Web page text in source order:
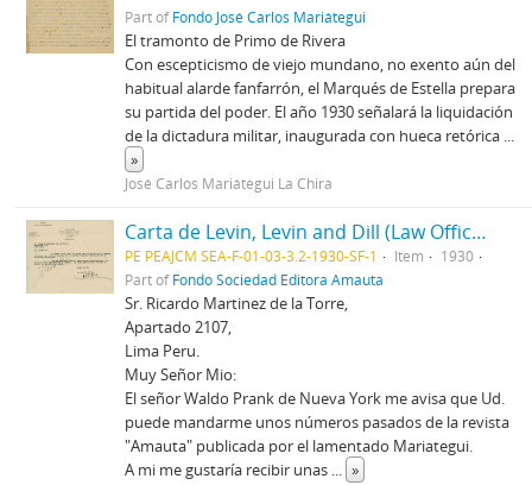
Part ofFondo José Carlos Mariátegui
El tramonto de Primo de Rivera
Con escepticismo de viejo mundano, no exento aún del
habitual alarde fanfarrón, el Marqués de Estella prepara
su partida del poder. El año 1930 señalará la liquidación
de la dictadura militar, inaugurada con hueca retórica ...
»
José Carlos Mariátegui La Chira
Carta de Levin, Levin and Dill (Law Offices), [1930]
PE PEAJCM SEA-F-01-03-3.2-1930-SF-1 Item
1930
Part ofFondo Sociedad Editora Amauta
Sr. Ricardo Martinez de la Torre,
Apartado 2107,
Lima Peru.
Muy Señor Mio:
El señor Waldo Prank de Nueva York me avisa que Ud.
puede mandarme unos números pasados de la revista
"Amauta" publicada por el lamentado Mariategui.
A mi me gustaría recibir unas ... »